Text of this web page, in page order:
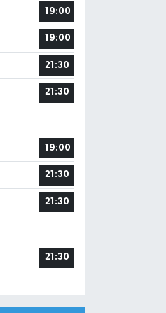
19:00
19:00
21:30
21:30
19:00
21:30
21:30
21:30